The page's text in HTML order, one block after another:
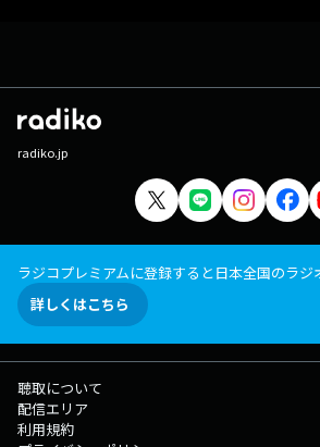
radiko.jp
ラジコプレミアムに登録すると日本全国のラジ
詳しくはこちら
聴取について
配信エリア
利用規約